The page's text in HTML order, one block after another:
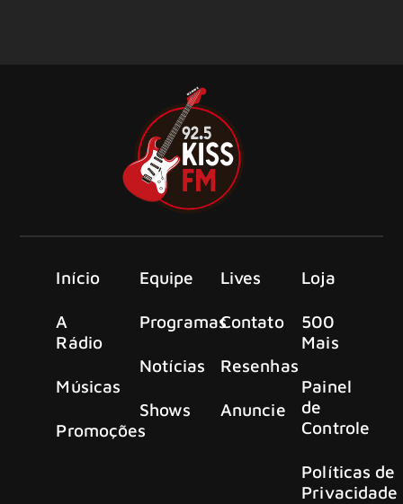
Início
A
Rádio
Músicas
Promoções
Equipe
Programas
Notícias
Shows
Lives
Contato
Resenhas
Anuncie
Loja
500
Mais
Painel
de
Controle
Políticas de
Privacidade